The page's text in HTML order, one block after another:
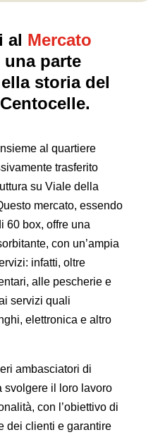
al Mercato
una parte
storia del
al quartiere
trasferito
su Viale della
mercato, essendo
60 box, offre una
con un’ampia
infatti, oltre
alle pescherie e
servizi quali
elettronica e altro
ambasciatori di
svolgere il loro lavoro
con l’obiettivo di
dei clienti e garantire